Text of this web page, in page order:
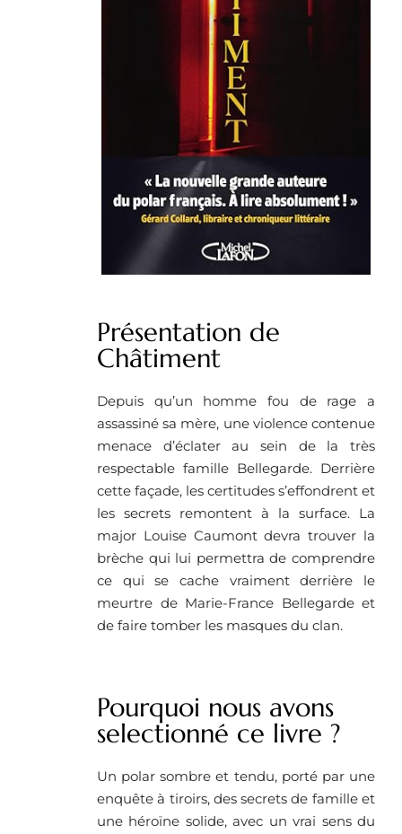
Présentation de
Châtiment
Depuis qu’un homme fou de rage a
assassiné sa mère, une violence contenue
menace d’éclater au sein de la très
respectable famille Bellegarde. Derrière
cette façade, les certitudes s’effondrent et
les secrets remontent à la surface. La
major Louise Caumont devra trouver la
brèche qui lui permettra de comprendre
ce qui se cache vraiment derrière le
meurtre de Marie-France Bellegarde et
de faire tomber les masques du clan.
Pourquoi nous avons
selectionné ce livre ? ​
Un polar sombre et tendu, porté par une
enquête à tiroirs, des secrets de famille et
une héroïne solide, avec un vrai sens du